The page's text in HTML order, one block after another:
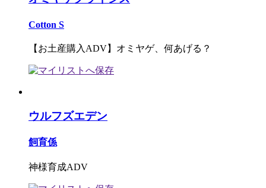
Cotton S
【お土産購入ADV】オミヤゲ、何あげる？
ウルフズエデン
飼育係
神様育成ADV